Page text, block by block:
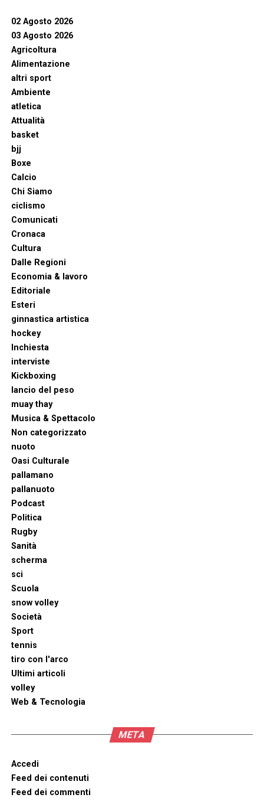
02 Agosto 2026
03 Agosto 2026
Agricoltura
Alimentazione
altri sport
Ambiente
atletica
Attualità
basket
bjj
Boxe
Calcio
Chi Siamo
ciclismo
Comunicati
Cronaca
Cultura
Dalle Regioni
Economia & lavoro
Editoriale
Esteri
ginnastica artistica
hockey
Inchiesta
interviste
Kickboxing
lancio del peso
muay thay
Musica & Spettacolo
Non categorizzato
nuoto
Oasi Culturale
pallamano
pallanuoto
Podcast
Politica
Rugby
Sanità
scherma
sci
Scuola
snow volley
Società
Sport
tennis
tiro con l'arco
Ultimi articoli
volley
Web & Tecnologia
META
Accedi
Feed dei contenuti
Feed dei commenti